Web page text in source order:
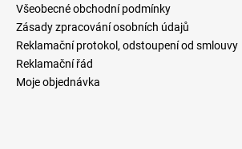
Všeobecné obchodní podmínky
Zásady zpracování osobních údajů
Reklamační protokol, odstoupení od smlouvy
Reklamační řád
Moje objednávka